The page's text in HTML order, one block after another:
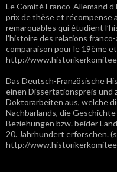
Le Comité Franco-Allemand
prix de thèse et récompense
remarquables qui étudient
l’histoire des relations
comparaison pour le 19ème
http://
Das Deutsch-Französische
einen Dissertationspreis und
Doktorarbeiten aus, welche
Nachbarlands, die
Beziehungen bzw. beider
20. Jahrhundert erforschen.
http://